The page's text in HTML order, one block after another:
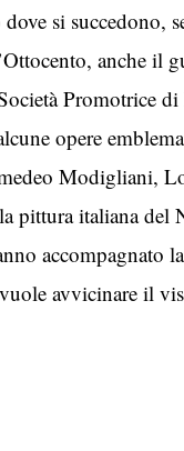
si succedono,
anche il
Promotrice
opere
Modigliani,
pittura italiana
accompagnato
avvicinare il